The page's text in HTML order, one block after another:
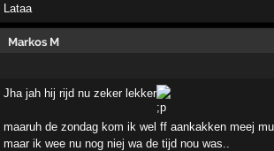
Lataa
Markos M
Jha jah hij rijd nu zeker lekker
maaruh de zondag kom ik wel ff aankakken meej
maar ik wee nu nog niej wa de tijd nou was..